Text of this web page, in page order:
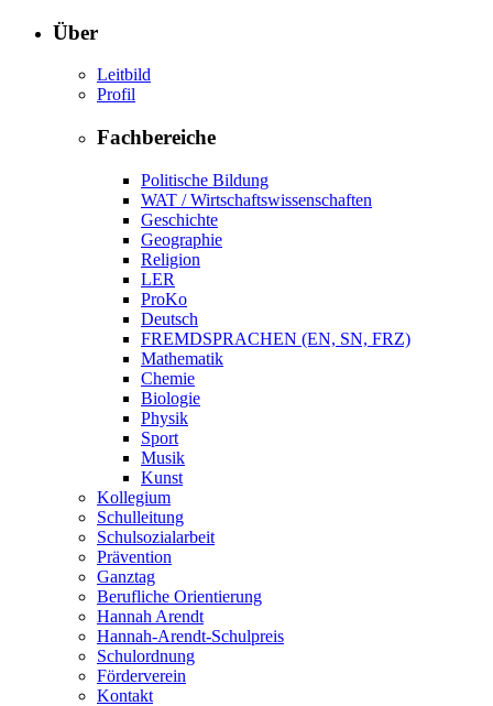
Über
Leitbild
Profil
Fachbereiche
Politische Bildung
WAT / Wirtschaftswissenschaften
Geschichte
Geographie
Religion
LER
ProKo
Deutsch
FREMDSPRACHEN (EN, SN, FRZ)
Mathematik
Chemie
Biologie
Physik
Sport
Musik
Kunst
Kollegium
Schulleitung
Schulsozialarbeit
Prävention
Ganztag
Berufliche Orientierung
Hannah Arendt
Hannah-Arendt-Schulpreis
Schulordnung
Förderverein
Kontakt